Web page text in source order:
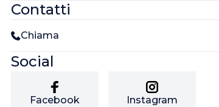
Contatti
Chiama
Social
Facebook Instagram